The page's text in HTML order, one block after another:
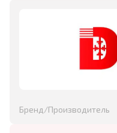
Бренд/Производитель